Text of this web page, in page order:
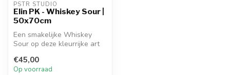
PSTR STUDIO
Elin PK - Whiskey Sour |
50x70cm
Een smakelijke Whiskey
Sour op deze kleurrijke art
€45,00
Op voorraad